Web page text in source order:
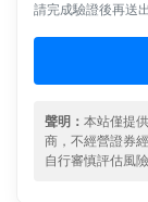
請完成驗證後再送出
聲明： 本站僅提
商，不經營證券
自行審慎評估風險